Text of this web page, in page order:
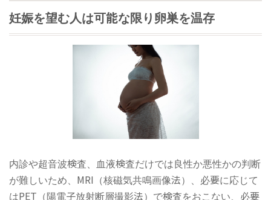
妊娠を望む人は可能な限り卵巣を温存
内診や超音波検査、血液検査だけでは良性か悪性かの判断
が難しいため、MRI（核磁気共鳴画像法）、必要に応じて
はPET（陽電子放射断層撮影法）で検査をおこない、必要